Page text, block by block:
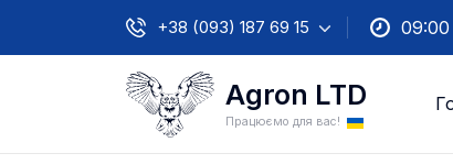
+38 (093) 187 69 15
Agron LTD
Працюємо для вас!